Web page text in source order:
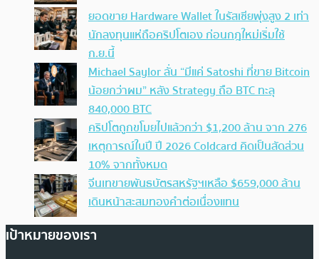
ยอดขาย Hardware Wallet ในรัสเซียพุ่งสูง 2 เท่า
นักลงทุนแห่ถือคริปโตเอง ก่อนกฎใหม่เริ่มใช้
ก.ย.นี้
Michael Saylor ลั่น “มีแค่ Satoshi ที่ขาย Bitcoin
น้อยกว่าผม” หลัง Strategy ถือ BTC ทะลุ
840,000 BTC
คริปโตถูกขโมยไปแล้วกว่า $1,200 ล้าน จาก 276
เหตุการณ์ในปี ปี 2026 Coldcard คิดเป็นสัดส่วน
10% จากทั้งหมด
จีนเทขายพันธบัตรสหรัฐฯเหลือ $659,000 ล้าน
เดินหน้าสะสมทองคำต่อเนื่องแทน
เป้าหมายของเรา